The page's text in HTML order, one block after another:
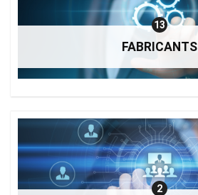
FABRICANTS
13
2